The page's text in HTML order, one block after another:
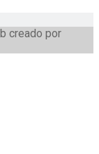
creado por